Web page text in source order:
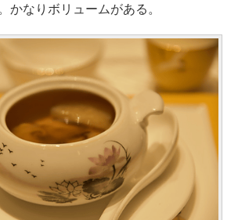
かなりボリュームがある。